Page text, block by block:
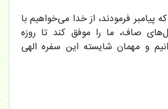
پیامبر فرمودند، از خدا می‌خواهیم با
صاف، ما را موفق کند تا روزه
و مهمان شایسته این سفره الهی